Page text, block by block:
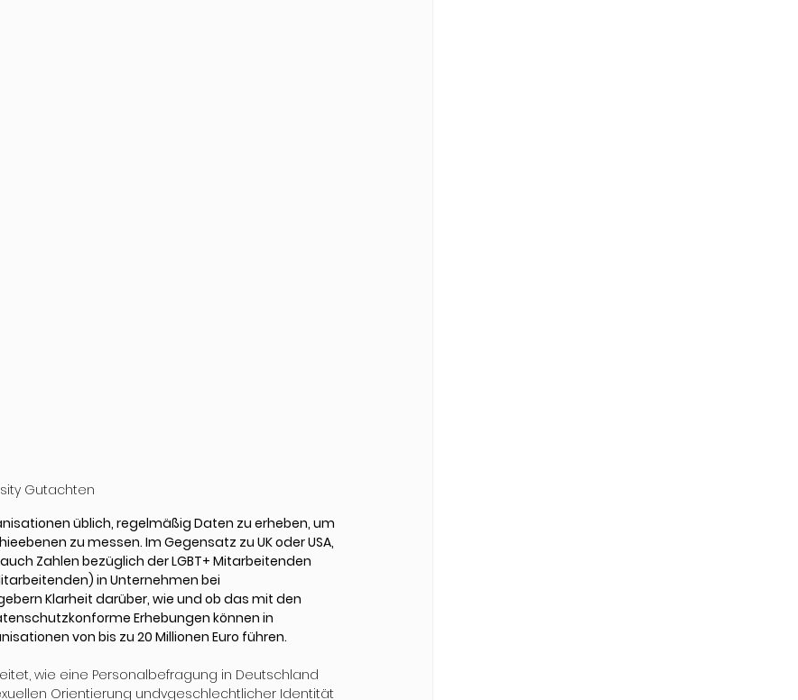
Gutachten
üblich, regelmäßig Daten zu erheben, um
zu messen. Im Gegensatz zu UK oder USA,
Zahlen bezüglich der LGBT+ Mitarbeitenden
in Unternehmen bei
Klarheit darüber, wie und ob das mit den
Erhebungen können in
von bis zu 20 Millionen Euro führen.
wie eine Personalbefragung in Deutschland
Orientierung undvgeschlechtlicher Identität